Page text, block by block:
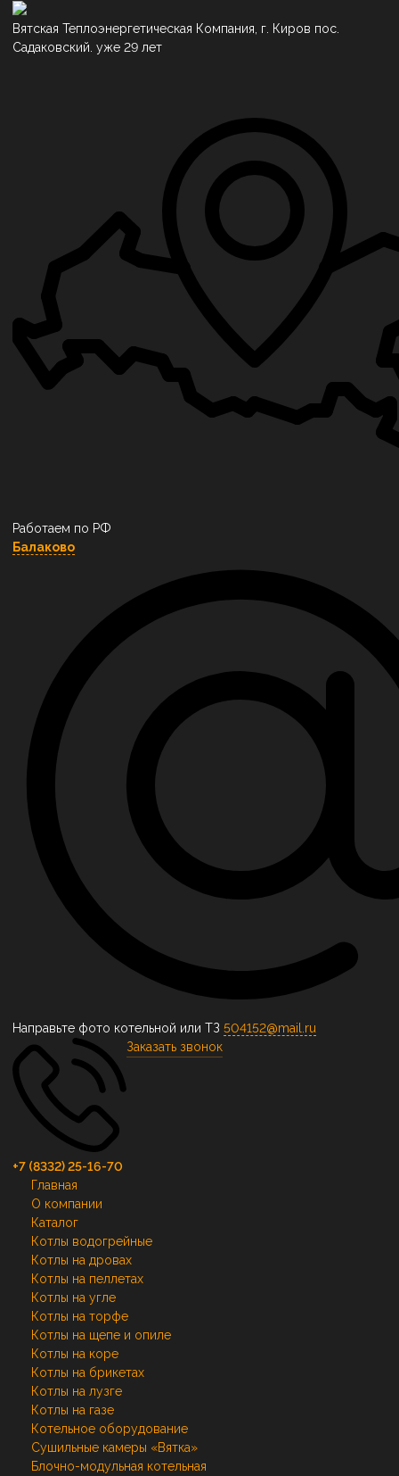
Вятская Теплоэнергетическая Компания, г. Киров пос.
Садаковский. уже 29 лет
Работаем по РФ
Балаково
Направьте фото котельной или ТЗ 504152@mail.ru
+7 (8332) 25-16-70
Заказать звонок
Главная
О компании
Каталог
Котлы водогрейные
Котлы на дровах
Котлы на пеллетах
Котлы на угле
Котлы на торфе
Котлы на щепе и опиле
Котлы на коре
Котлы на брикетах
Котлы на лузге
Котлы на газе
Котельное оборудование
Сушильные камеры «Вятка»
Блочно-модульная котельная